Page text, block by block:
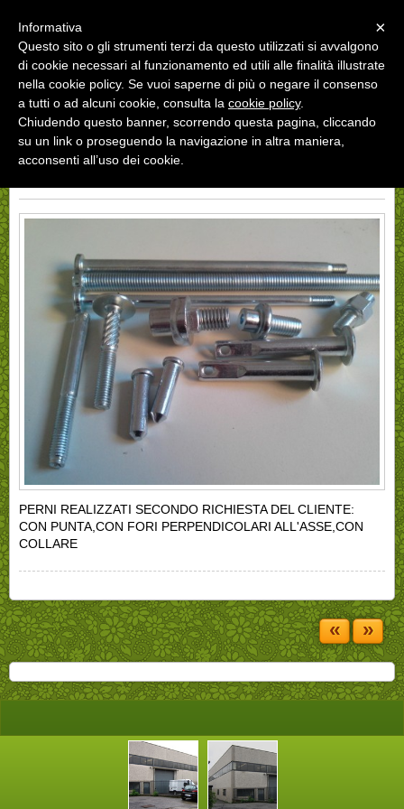
INDIETRO « »
PERNI REALIZZATI SECONDO RICHIESTA DEL CLIENTE:
CON PUNTA,CON FORI PERPENDICOLARI ALL'ASSE,CON
COLLARE
« »
×
Informativa
Questo sito o gli strumenti terzi da questo utilizzati si avvalgono
di cookie necessari al funzionamento ed utili alle finalità illustrate
nella cookie policy. Se vuoi saperne di più o negare il consenso
a tutti o ad alcuni cookie, consulta la cookie policy.
Chiudendo questo banner, scorrendo questa pagina, cliccando
su un link o proseguendo la navigazione in altra maniera,
acconsenti all’uso dei cookie.